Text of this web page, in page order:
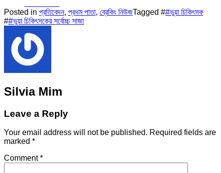
Posted in প্রতিবেদন, প্রথম পাতা, ব্রেকিং নিউজTagged ##ভুয়া চিকিৎসক
##ভুয়া চিকিৎসকের সর্বোচ্চ সাজা
Silvia Mim
Leave a Reply
Your email address will not be published. Required fields are
marked *
Comment*